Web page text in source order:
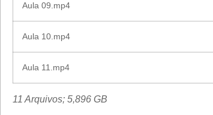
Aula 09.mp4
Aula 10.mp4
Aula 11.mp4
11 Arquivos; 5,896 GB